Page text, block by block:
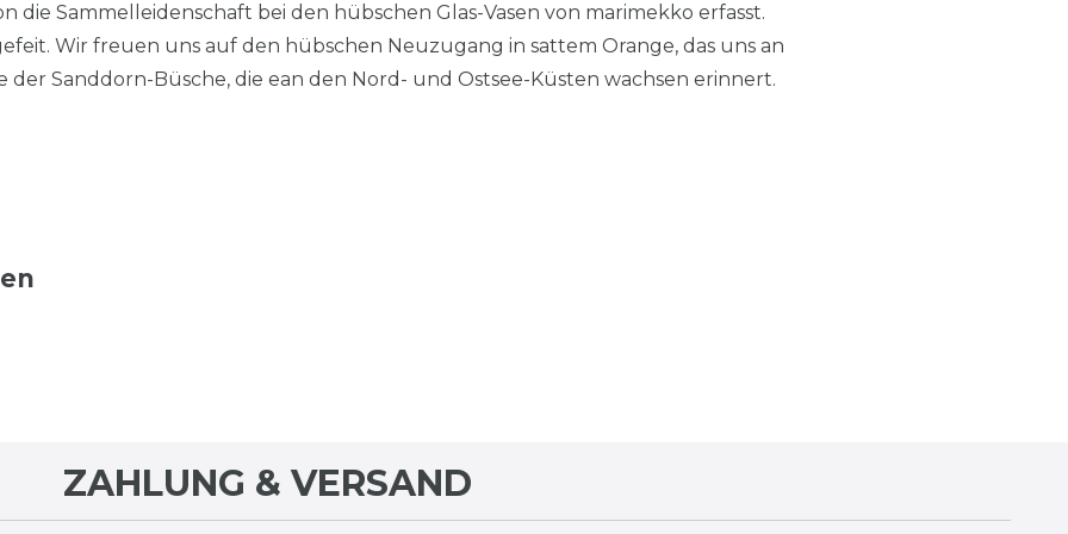
die Sammelleidenschaft bei den hübschen Glas-Vasen von marimekko erfasst.
Wir freuen uns auf den hübschen Neuzugang in sattem Orange, das uns an
Sanddorn-Büsche, die ean den Nord- und Ostsee-Küsten wachsen erinnert.
ZAHLUNG & VERSAND